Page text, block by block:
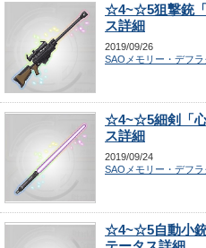
☆4~☆5狙撃銃「
ス詳細
2019/09/26
SAOメモリー・デフラ
☆4~☆5細剣「心
ス詳細
2019/09/24
SAOメモリー・デフラ
☆4~☆5自動小銃